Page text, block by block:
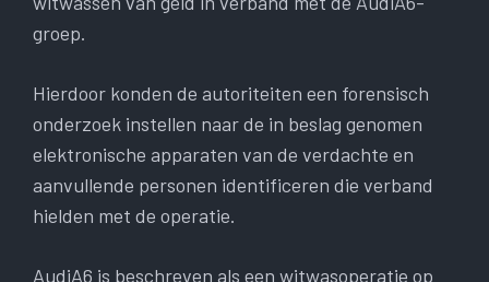
groep.
Hierdoor konden de autoriteiten een forensisch
onderzoek instellen naar de in beslag genomen
elektronische apparaten van de verdachte en
aanvullende personen identificeren die verband
hielden met de operatie.
AudiA6 is beschreven als een witwasoperatie op